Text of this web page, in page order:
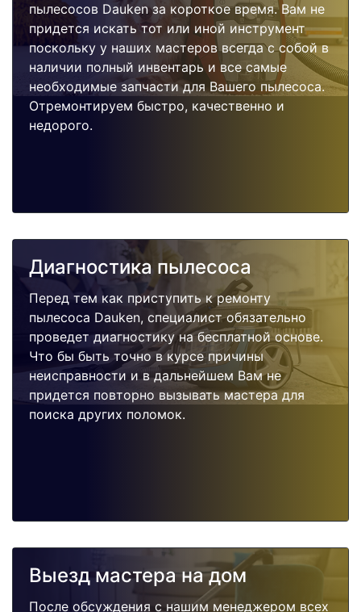
пылесосов Dauken за короткое время. Вам не
придется искать тот или иной инструмент
поскольку у наших мастеров всегда с собой в
наличии полный инвентарь и все самые
необходимые запчасти для Вашего пылесоса.
Отремонтируем быстро, качественно и
недорого.
Диагностика пылесоса
Перед тем как приступить к ремонту
пылесоса Dauken, специалист обязательно
проведет диагностику на бесплатной основе.
Что бы быть точно в курсе причины
неисправности и в дальнейшем Вам не
придется повторно вызывать мастера для
поиска других поломок.
Выезд мастера на дом
После обсуждения с нашим менеджером всех